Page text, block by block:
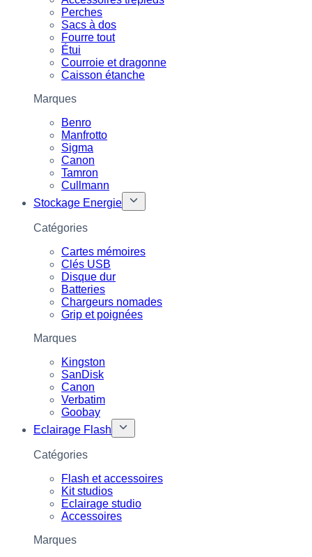
Perches
Sacs à dos
Fourre tout
Étui
Courroie et dragonne
Caisson étanche
Marques
Benro
Manfrotto
Sigma
Canon
Tamron
Cullmann
Stockage Energie
Catégories
Cartes mémoires
Clés USB
Disque dur
Batteries
Chargeurs nomades
Grip et poignées
Marques
Kingston
SanDisk
Canon
Verbatim
Goobay
Eclairage Flash
Catégories
Flash et accessoires
Kit studios
Eclairage studio
Accessoires
Marques